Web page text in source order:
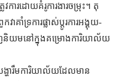
រដោយគំរូការងារចម្រុះ។ តុ
ាគាំទ្រការផ្លាស់ប្តូរការអង្គុយ-
និយមនៅក្នុងគម្រោងការិយាល័យ
ហារឹមការិយាល័យដែលមាន